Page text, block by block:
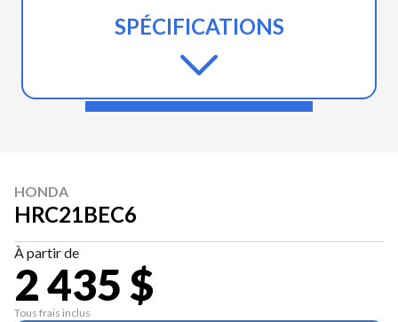
SPÉCIFICATIONS
HONDA
HRC21BEC6
À partir de
2 435 $
Tous frais inclus